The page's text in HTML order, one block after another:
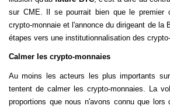
sur CME. Il se pourrait bien que le premier
crypto-monnaie et l'annonce du dirigeant de la
étapes vers une institutionnalisation des crypto-
Calmer les crypto-monnaies
Au moins les acteurs les plus importants
tentent de calmer les crypto-monnaies. La
proportions que nous n'avons connu que